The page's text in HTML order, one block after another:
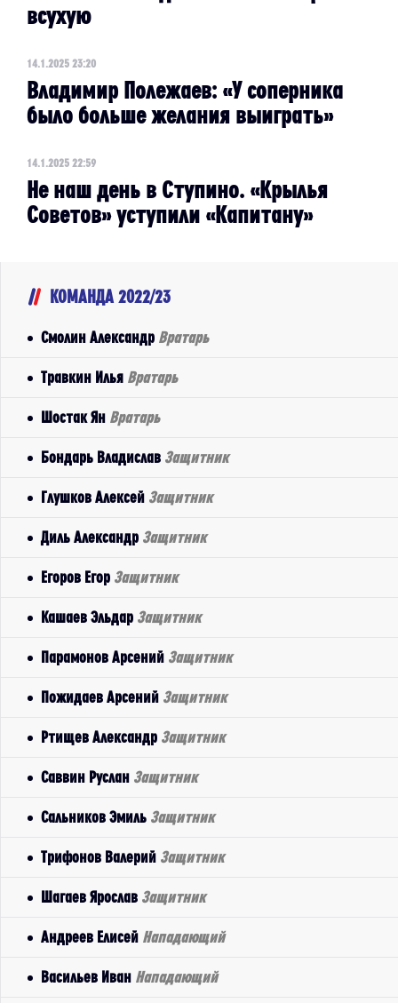
всухую
14.1.2025 23:20
Владимир Полежаев: «У соперника
было больше желания выиграть»
14.1.2025 22:59
Не наш день в Ступино. «Крылья
Советов» уступили «Капитану»
КОМАНДА 2022/23
Смолин Александр Вратарь
Травкин Илья Вратарь
Шостак Ян Вратарь
Бондарь Владислав Защитник
Глушков Алексей Защитник
Диль Александр Защитник
Егоров Егор Защитник
Кашаев Эльдар Защитник
Парамонов Арсений Защитник
Пожидаев Арсений Защитник
Ртищев Александр Защитник
Саввин Руслан Защитник
Сальников Эмиль Защитник
Трифонов Валерий Защитник
Шагаев Ярослав Защитник
Андреев Елисей Нападающий
Васильев Иван Нападающий